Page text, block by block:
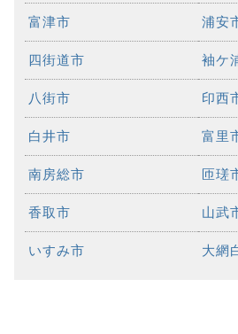
富津市 浦安
四街道市 袖ケ
八街市 印西
白井市 富里
南房総市 匝瑳
香取市 山武
いすみ市 大網